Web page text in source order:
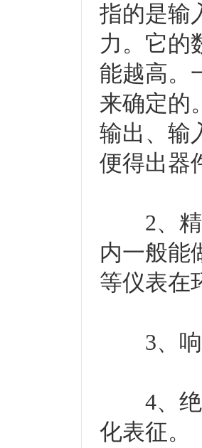
指的是输
力。它的
能越高。
来确定的
输出、输
便得出器
2、精
内一般能
等仪表在
3、响
4、绝
化表征。